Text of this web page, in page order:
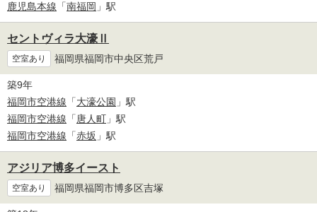
鹿児島本線 「南福岡 」駅
セントヴィラ大濠Ⅱ
空室あり 福岡県福岡市中央区荒戸
築9年
福岡市空港線 「大濠公園 」駅
福岡市空港線 「 唐人町 」駅
福岡市空港線 「赤坂 」駅
アジリア博多イースト
空室あり 福岡県福岡市博多区吉塚